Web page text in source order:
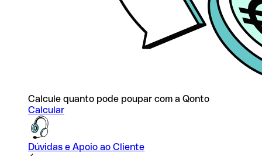
Calcule quanto pode poupar com a Qonto
Calcular
Dúvidas e Apoio ao Cliente